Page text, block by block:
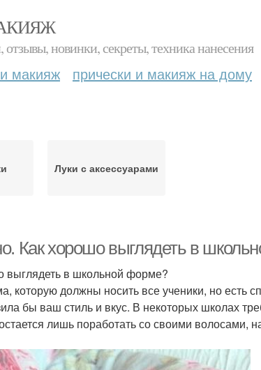
новинки, секреты, техника нанесения
макияж прически и макияж на дому
Луки с аксессуарами
Как хорошо выглядеть в
выглядеть в школьной форме?
которую должны носить все ученики, но есть
бы ваш стиль и вкус. В некоторых школах
лишь поработать со своими волосами,